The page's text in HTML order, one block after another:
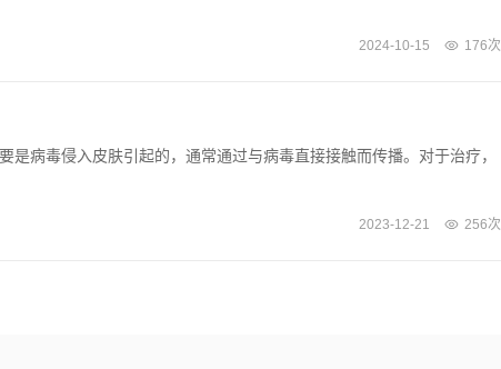
2024-10-15 176次
病毒侵入皮肤引起的，通常通过与病毒直接接触而传播。对于治疗，
2023-12-21 256次